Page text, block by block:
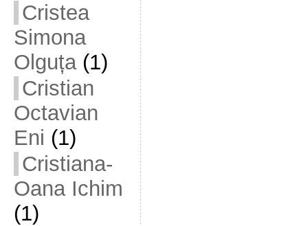
Cristea
Simona
Olguța(1)
Cristian
Octavian
Eni (1)
Cristiana-
Oana Ichim
(1)